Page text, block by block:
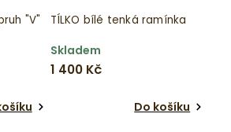
"V" TÍLKO bílé tenká ramínka
Skladem
1 400 Kč
Do košíku